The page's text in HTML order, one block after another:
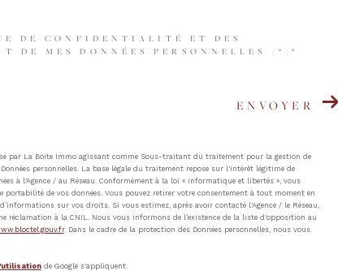
DE CONFIDENTIALITÉ ET DES
DE MES DONNÉES PERSONNELLES (*)*
ENVOYER
par La Boite Immo agissant comme Sous-traitant du traitement pour la gestion de
personnelles. La base légale du traitement repose sur l'intérêt légitime de
à l'Agence / au Réseau. Conformément à la loi « informatique et libertés », vous
de vos données. Vous pouvez retirer votre consentement à tout moment en
sur vos droits. Si vous estimez, après avoir contacté l'Agence / le Réseau,
réclamation à la CNIL. Nous vous informons de l’existence de la liste d'opposition au
. Dans le cadre de la protection des Données personnelles, nous vous
de Google s'appliquent.